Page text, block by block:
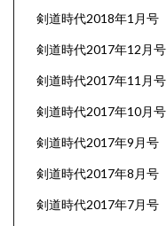
剣道時代2018年1月号
剣道時代2017年12月号
剣道時代2017年11月号
剣道時代2017年10月号
剣道時代2017年9月号
剣道時代2017年8月号
剣道時代2017年7月号